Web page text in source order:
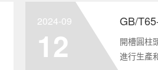
2024-09
12
GB/
開槽圓柱
進行生產